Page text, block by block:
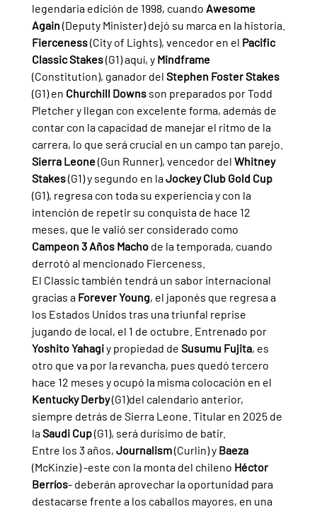
legendaria edición de 1998, cuando Awesome
Again (Deputy Minister) dejó su marca en la historia.
Fierceness (City of Lights), vencedor en el Pacific
Classic Stakes (G1) aquí, y Mindframe
(Constitution), ganador del Stephen Foster Stakes
(G1) en Churchill Downs son preparados por Todd
Pletcher y llegan con excelente forma, además de
contar con la capacidad de manejar el ritmo de la
carrera, lo que será crucial en un campo tan parejo.
Sierra Leone (Gun Runner), vencedor del Whitney
Stakes (G1) y segundo en la Jockey Club Gold Cup
(G1), regresa con toda su experiencia y con la
intención de repetir su conquista de hace 12
meses, que le valió ser considerado como
Campeon 3 Años Macho de la temporada, cuando
derrotó al mencionado Fierceness.
El Classic también tendrá un sabor internacional
gracias a Forever Young, el japonés que regresa a
los Estados Unidos tras una triunfal reprise
jugando de local, el 1 de octubre. Entrenado por
Yoshito Yahagi y propiedad de Susumu Fujita, es
otro que va por la revancha, pues quedó tercero
hace 12 meses y ocupó la misma colocación en el
Kentucky Derby (G1)del calendario anterior,
siempre detrás de Sierra Leone. Titular en 2025 de
la Saudi Cup (G1), será durísimo de batir.
Entre los 3 años, Journalism (Curlin) y Baeza
(McKinzie) -este con la monta del chileno Héctor
Berríos- deberán aprovechar la oportunidad para
destacarse frente a los caballos mayores, en una